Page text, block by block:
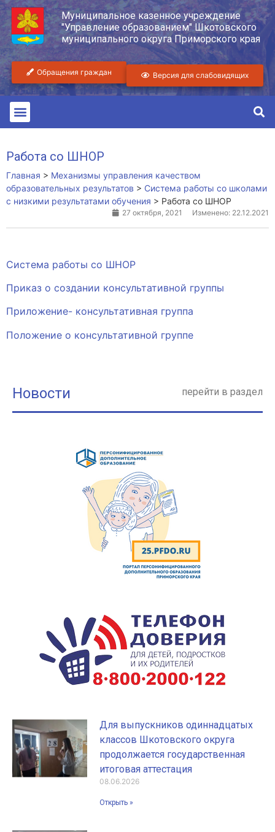
Муниципальное казенное учреждение
"Управление образованием" Шкотовского
муниципального округа Приморского края
Обращения граждан Версия для слабовидящих
Работа со ШНОР
Главная > Механизмы управления качеством
образовательных результатов > Система работы со школами
с низкими результатами обучения > Работа со ШНОР
27 октября, 2021 Изменено: 22.12.2021
Система работы со ШНОР
Приказ о создании консультативной группы
Приложение- консультативная группа
Положение о консультативной группе
Новости перейти в раздел
Для выпускников одиннадцатых
классов Шкотовского округа
продолжается государственная
итоговая аттестация
08.06.2026
Открыть »